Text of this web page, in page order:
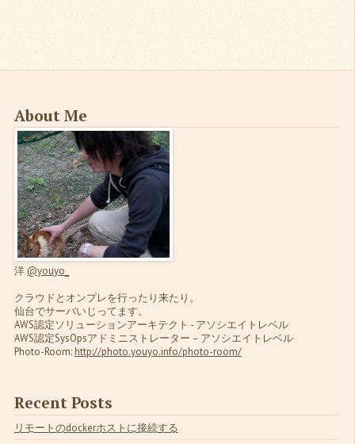
About Me
洋 @youyo_
クラウドとオンプレを行ったり来たり。
仙台でサーバいじってます。
AWS認定ソリューションアーキテクト - アソシエイトレベル
AWS認定SysOpsアドミニストレーター – アソシエイトレベル
Photo-Room: http://photo.youyo.info/photo-room/
Recent Posts
リモートのdockerホストに接続する